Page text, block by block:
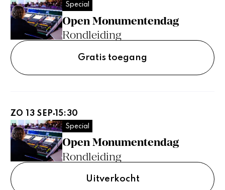
Open Monumentendag
Rondleiding
Special
Gratis toegang
Open Monumentendag
Rondleiding
Special
Uitverkocht
ZO 13 SEP 15:30